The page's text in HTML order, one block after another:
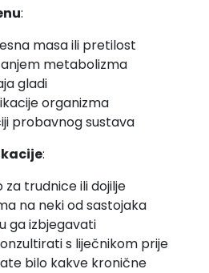
:
masa ili pretilost
metabolizma
gladi
organizma
probavnog sustava
:
za trudnice ili dojilje
na neki od sastojaka
ga izbjegavati
s liječnikom prije
bilo kakve kronične